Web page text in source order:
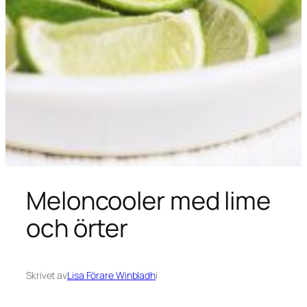
Meloncooler med lime
och örter
Skrivet avLisa Förare Winbladhi